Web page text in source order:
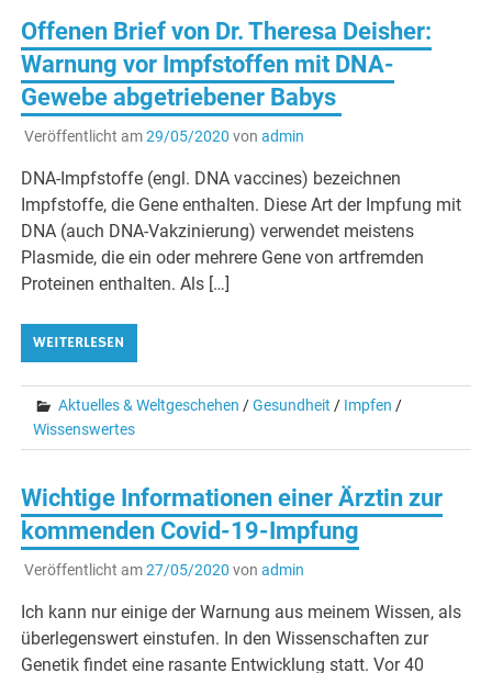
Offenen Brief von Dr. Theresa Deisher:
Warnung vor Impfstoffen mit DNA-
Gewebe abgetriebener Babys
Veröffentlicht am29/05/2020 von admin
DNA-Impfstoffe (engl. DNA vaccines) bezeichnen
Impfstoffe, die Gene enthalten. Diese Art der Impfung mit
DNA (auch DNA-Vakzinierung) verwendet meistens
Plasmide, die ein oder mehrere Gene von artfremden
Proteinen enthalten. Als […]
WEITERLESEN
Aktuelles & Weltgeschehen /Gesundheit / Impfen /
Wissenswertes
Wichtige Informationen einer Ärztin zur
kommenden Covid-19-Impfung
Veröffentlicht am27/05/2020 von admin
Ich kann nur einige der Warnung aus meinem Wissen, als
überlegenswert einstufen. In den Wissenschaften zur
Genetik findet eine rasante Entwicklung statt. Vor 40